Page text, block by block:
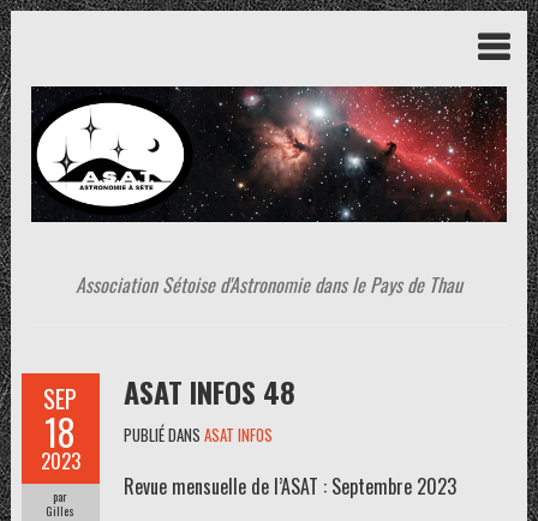
Association Sétoise d'Astronomie dans le Pays de Thau
SEP
18
2023
par
Gilles
ASAT INFOS 48
PUBLIÉ DANS ASAT INFOS
Revue mensuelle de l’ASAT : Septembre 2023